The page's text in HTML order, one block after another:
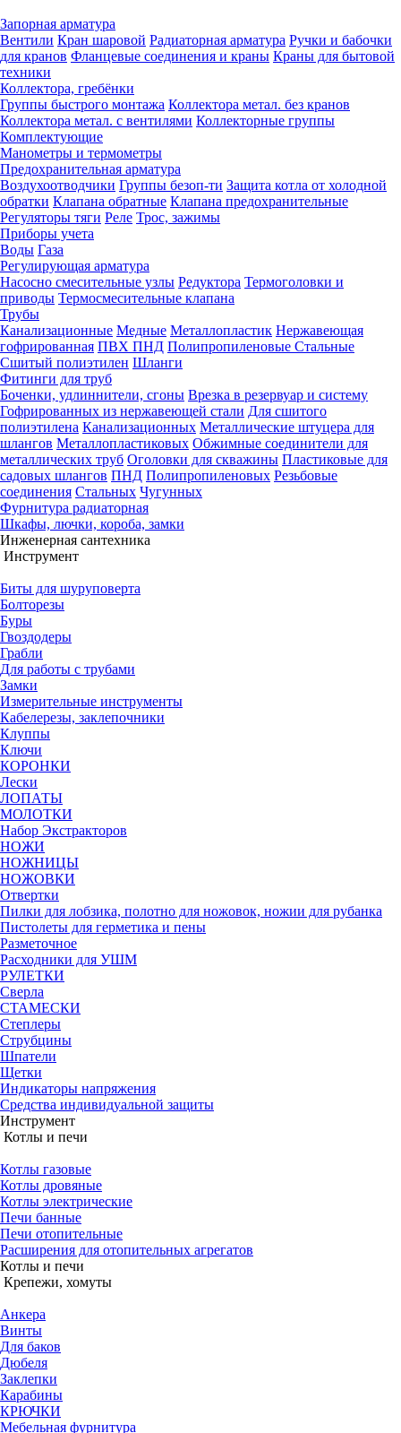
Запорная арматура
Вентили Кран шаровой Радиаторная арматура Ручки и бабочки
для кранов Фланцевые соединения и краны Краны для бытовой
техники
Коллектора, гребёнки
Группы быстрого монтажа Коллектора метал. без кранов
Коллектора метал. с вентилями Коллекторные группы
Комплектующие
Манометры и термометры
Предохранительная арматура
Воздухоотводчики Группы безоп-ти Защита котла от холодной
обратки Клапана обратные Клапана предохранительные
Регуляторы тяги Реле Трос, зажимы
Приборы учета
Воды Газа
Регулирующая арматура
Насосно смесительные узлы Редуктора Термоголовки и
приводы Термосмесительные клапана
Трубы
Канализационные Медные Металлопластик Нержавеющая
гофрированная ПВХ ПНД Полипропиленовые Стальные
Сшитый полиэтилен Шланги
Фитинги для труб
Боченки, удлиннители, сгоны Врезка в резервуар и систему
Гофрированных из нержавеющей стали Для сшитого
полиэтилена Канализационных Металлические штуцера для
шлангов Металлопластиковых Обжимные соединители для
металлических труб Оголовки для скважины Пластиковые для
садовых шлангов ПНД Полипропиленовых Резьбовые
соединения Стальных Чугунных
Фурнитура радиаторная
Шкафы, лючки, короба, замки
Инженерная сантехника
Инструмент
Биты для шуруповерта
Болторезы
Буры
Гвоздодеры
Грабли
Для работы с трубами
Замки
Измерительные инструменты
Кабелерезы, заклепочники
Клуппы
Ключи
КОРОНКИ
Лески
ЛОПАТЫ
МОЛОТКИ
Набор Экстракторов
НОЖИ
НОЖНИЦЫ
НОЖОВКИ
Отвертки
Пилки для лобзика, полотно для ножовок, ножии для рубанка
Пистолеты для герметика и пены
Разметочное
Расходники для УШМ
РУЛЕТКИ
Сверла
СТАМЕСКИ
Степлеры
Струбцины
Шпатели
Щетки
Индикаторы напряжения
Средства индивидуальной защиты
Инструмент
Котлы и печи
Котлы газовые
Котлы дровяные
Котлы электрические
Печи банные
Печи отопительные
Расширения для отопительных агрегатов
Котлы и печи
Крепежи, хомуты
Анкера
Винты
Для баков
Дюбеля
Заклепки
Карабины
КРЮЧКИ
Мебельная фурнитура